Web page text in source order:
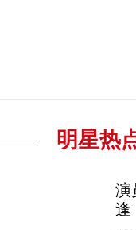
明星热
演
逢